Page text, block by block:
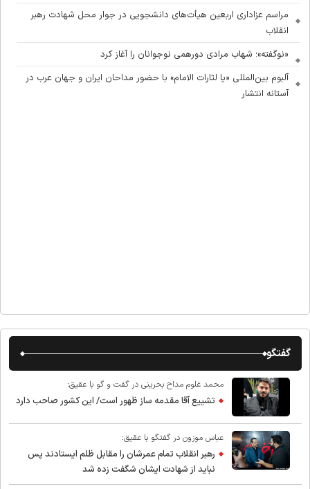
مراسم عزاداری اربعین هیأت‌های دانشجویی در جوار محل شهادت رهبر
انقلاب
«نوگفته»؛ شهاب مرادی دورهمی نوجوانان را آغاز کرد
آلبوم بین‌المللی «یا لثارات الامام» با حضور مداحان ایران و جهان عرب در
آستانه انتشار
گفتگو
محمد غلوم مداح بحرینی در گفت و گو با عقیق:
تشییع آقا مقدمه ساز ظهور است/ این کشور صاحب دارد
عباس موزون در گفتگو با عقیق:
رهبر انقلاب تمام عمرشان را مقابل ظلم ایستادند پس
نباید از شهادت ایشان شگفت زده شد